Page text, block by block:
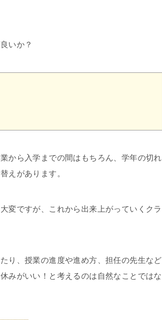
いか？
から入学までの間はもちろん、学年の切れ
えがあります。
変ですが、これから出来上がっていくクラ
り、授業の進度や進め方、担任の先生など
みがいい！と考えるのは自然なことではな